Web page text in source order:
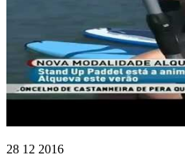
28 12 2016